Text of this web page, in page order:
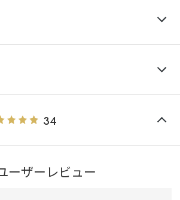
34
ーザーレビュー